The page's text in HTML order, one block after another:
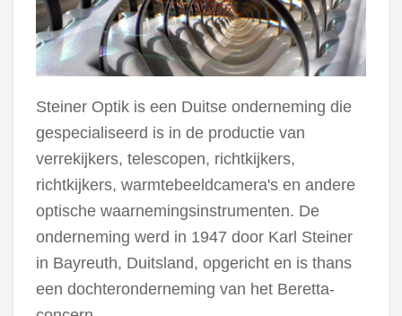
Steiner Optik is een Duitse onderneming die
gespecialiseerd is in de productie van
verrekijkers, telescopen, richtkijkers,
richtkijkers, warmtebeeldcamera's en andere
optische waarnemingsinstrumenten. De
onderneming werd in 1947 door Karl Steiner
in Bayreuth, Duitsland, opgericht en is thans
een dochteronderneming van het Beretta-